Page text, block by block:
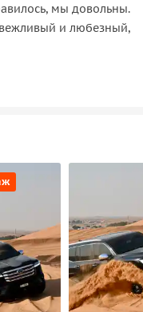
мы довольны.
и любезный,